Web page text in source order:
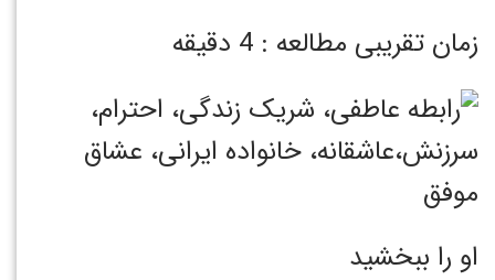
زمان تقریبی مطالعه : 4 دقیقه
او را ببخشید